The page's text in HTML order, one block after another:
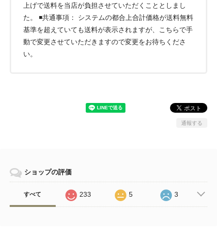
上げで送料を当店が負担させていただくこととしまし
た。 ◾️共通事項： システムの都合上合計価格が送料無料
基準を超えていても送料が表示されますが、こちらで手
動で変更させていただきますので変更をお待ちくださ
い。
通報する
ショップの評価
すべて 233 5 3